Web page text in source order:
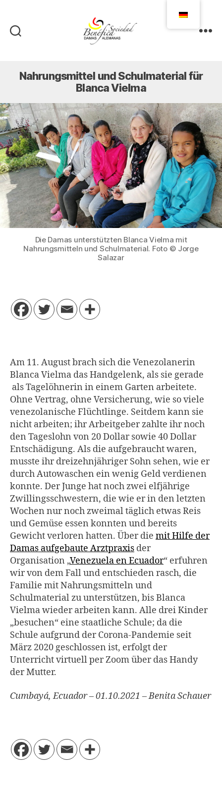
Ecuador
Nahrungsmittel und Schulmaterial für
Blanca Vielma
Die Damas unterstützten Blanca Vielma mit
Nahrungsmitteln und Schulmaterial. Foto © Jorge
Salazar
Am 11. August brach sich die Venezolanerin
Blanca Vielma das Handgelenk, als sie gerade
als Tagelöhnerin in einem Garten arbeitete.
Ohne Vertrag, ohne Versicherung, wie so viele
venezolanische Flüchtlinge. Seitdem kann sie
nicht arbeiten; ihr Arbeitgeber zahlte ihr noch
den Tageslohn von 20 Dollar sowie 40 Dollar
Entschädigung. Als die aufgebraucht waren,
musste ihr dreizehnjähriger Sohn sehen, wie er
durch Autowaschen ein wenig Geld verdienen
konnte. Der Junge hat noch zwei elfjährige
Zwillingsschwestern, die wie er in den letzten
Wochen nur noch zweimal täglich etwas Reis
und Gemüse essen konnten und bereits
Gewicht verloren hatten. Über die mit Hilfe der
Damas aufgebaute Arztpraxis der
Organisation „Venezuela en Ecuador“ erfuhren
wir von dem Fall und entschieden rasch, die
Familie mit Nahrungsmitteln und
Schulmaterial zu unterstützen, bis Blanca
Vielma wieder arbeiten kann. Alle drei Kinder
„besuchen“ eine staatliche Schule; da die
Schule aufgrund der Corona-Pandemie seit
März 2020 geschlossen ist, erfolgt der
Unterricht virtuell per Zoom über das Handy
der Mutter.
Cumbayá, Ecuador – 01.10.2021 – Benita Schauer